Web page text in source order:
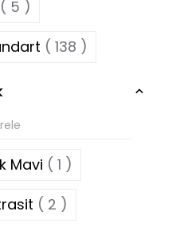
( 5 )
( 138 )
Mavi ( 1 )
( 2 )